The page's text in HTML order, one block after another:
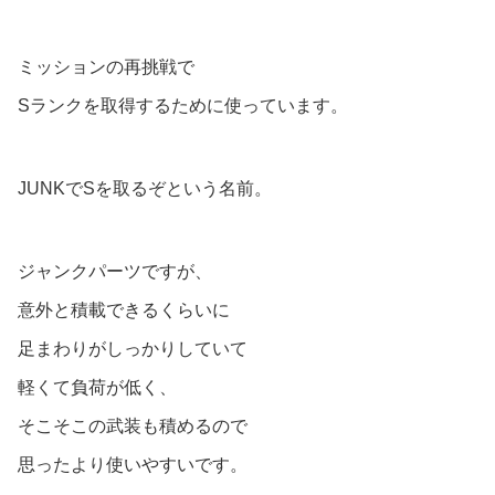
ミッションの再挑戦で
Sランクを取得するために使っています。
JUNKでSを取るぞという名前。
ジャンクパーツですが、
意外と積載できるくらいに
足まわりがしっかりしていて
軽くて負荷が低く、
そこそこの武装も積めるので
思ったより使いやすいです。